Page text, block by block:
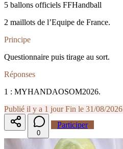
5 ballons officiels FFHandball
2 maillots de l’Equipe de France.
Principe
Questionnaire puis tirage au sort.
Réponses
1 : MYHANDAOSOM2026.
Publié il y a 1 jour Fin le 31/08/2026
0
Participer